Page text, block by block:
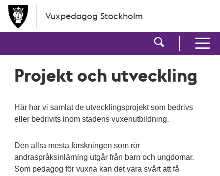
Hoppa till huvudinnehållet
Vuxpedagog Stockholm
Visa
Visa
Projekt och utveckling
Här har vi samlat de utvecklingsprojekt som bedrivs
eller bedrivits inom stadens vuxenutbildning.
Den allra mesta forskningen som rör
andraspråksinlärning utgår från barn och ungdomar.
Som pedagog för vuxna kan det vara svårt att få